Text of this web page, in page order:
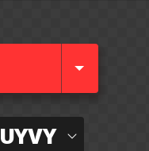
UYVY